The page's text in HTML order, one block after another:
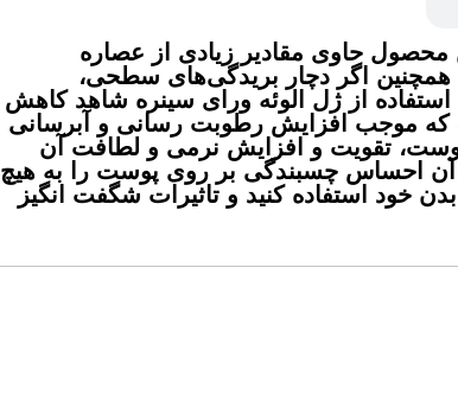
حاوی مقادیر زیادی از عصاره
همچنین اگر دچار بریدگی‌های سطحی،
از ژل الوئه ورای سینره شاهد کاهش
ورا به کار رفته است که موجب افزایش رطوبت رسانی و آبرسانی
تقویت و افزایش نرمی و لطافت آن
احساس چسبندگی بر روی پوست را به هیچ
برای صورت و بدن خود استفاده کنید و تاثیرات شگفت انگیز